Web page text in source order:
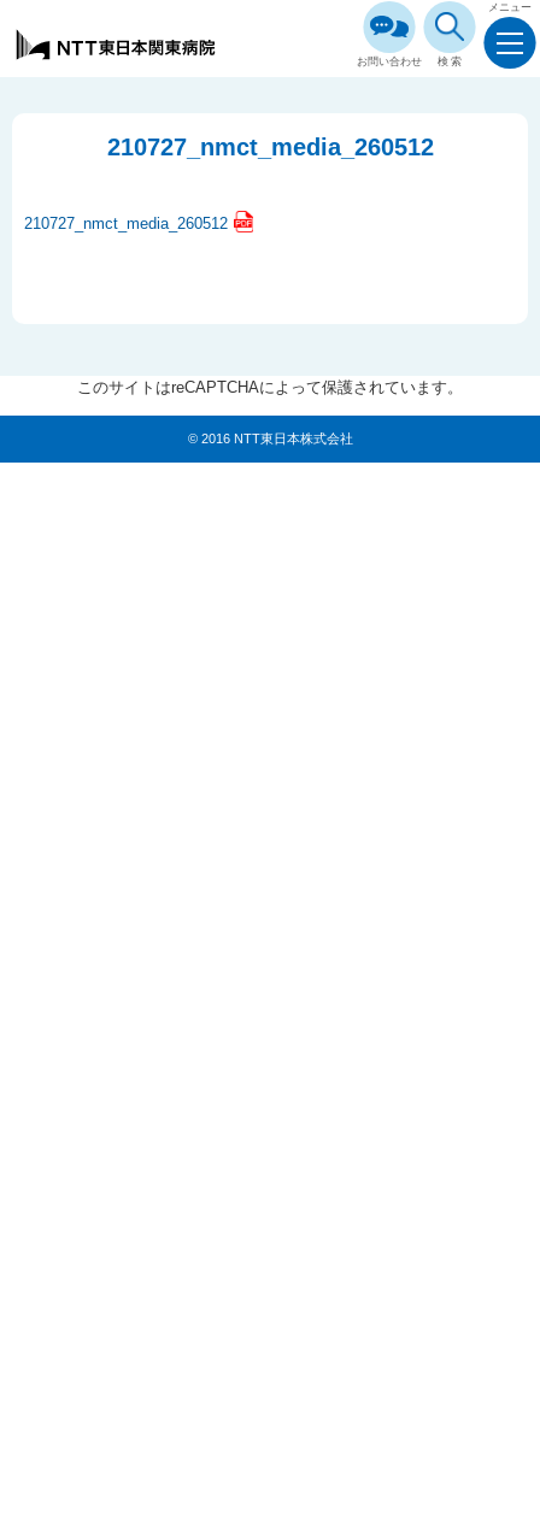
お問い合わせ 検索
メニュー
210727_nmct_media_260512
210727_nmct_media_260512
このサイトはreCAPTCHAによって保護されています。
© 2016 NTT東日本株式会社